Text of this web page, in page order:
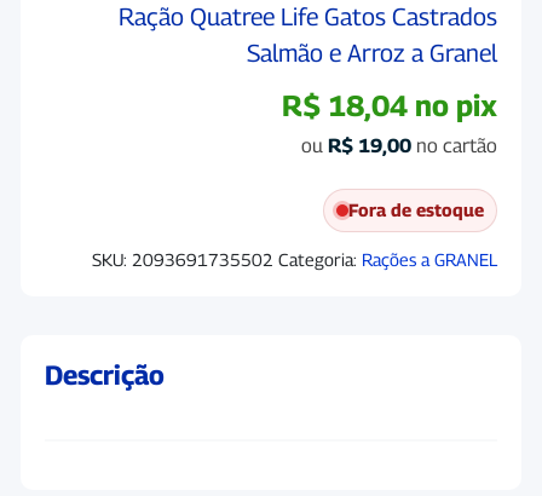
Ração Quatree Life Gatos Castrados
Salmão e Arroz a Granel
R$ 18,04 no pix
ou R$ 19,00 no cartão
Fora de estoque
SKU: 2093691735502 Categoria: Rações a GRANEL
Descrição